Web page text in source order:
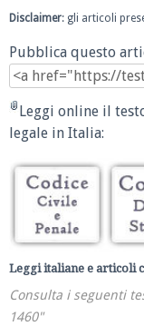
Disclaimer: gli articoli
Pubblica questo
Leggi online il
legale in Italia:
Leggi italiane e articoli
Consulta i seguenti
1460"